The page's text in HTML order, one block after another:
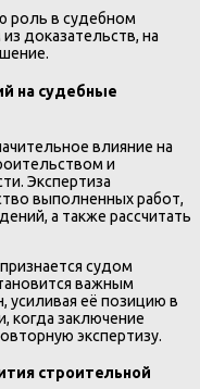
роль в судебном
доказательств, на
на судебные
влияние на
и
Экспертиза
выполненных работ,
а также рассчитать
судом
важным
усиливая её позицию в
когда заключение
экспертизу.
строительной